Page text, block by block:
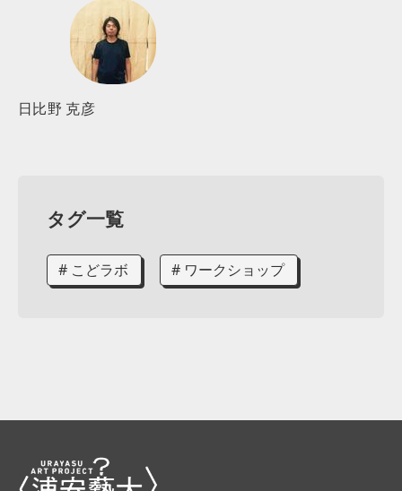
日比野 克彦
タグ一覧
# こどラボ # ワークショップ